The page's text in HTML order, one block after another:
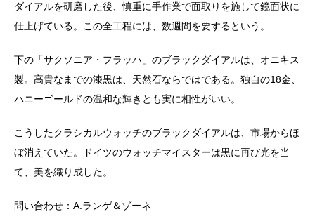
ダイアルを研磨した後、慎重に手作業で面取りを施して鏡面状に
仕上げている。この全工程には、数週間を要するという。
下の「サクソニア・フラッハ」のブラックダイアルは、オニキス
製。高貴なまでの漆黒は、天然石ならではである。独自の18金、
ハニーゴールドの温和な輝きとも実に相性がいい。
こうしたクラシカルウォッチのブラックダイアルは、市場からほ
ぼ消えていた。ドイツのウォッチマイスターは黒に再び光を当
て、美を織り成した。
問い合わせ：A.ランゲ＆ゾーネ